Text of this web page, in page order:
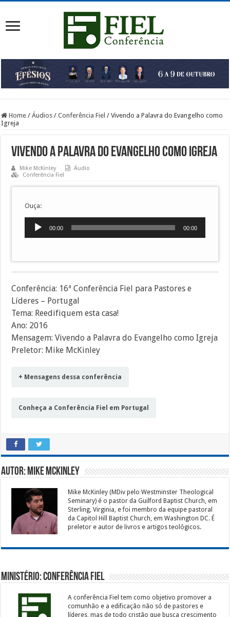
Home / Áudios / Conferência Fiel / Vivendo a Palavra do Evangelho como
Igreja
Vivendo a Palavra do Evangelho como Igreja
Mike McKinley
Áudio
Conferência Fiel
Ouça:
Tocador
00:00 00:00
Conferência: 16ª Conferência Fiel para Pastores e
Líderes – Portugal
Tema: Reedifiquem esta casa!
Ano: 2016
Mensagem: Vivendo a Palavra do Evangelho como Igreja
Preletor: Mike McKinley
+ Mensagens dessa conferência
Conheça a Conferência Fiel em Portugal
Autor: Mike McKinley
Mike McKinley (MDiv pelo Westminster Theological
Seminary) é o pastor da Guilford Baptist Church, em
Sterling, Virginia, e foi membro da equipe pastoral
da Capitol Hill Baptist Church, em Washington DC. É
preletor e autor de livros e artigos teológicos.
Ministério: Conferência Fiel
A conferência Fiel tem como objetivo promover a
comunhão e a edificação não só de pastores e
líderes, mas de todo cristão que busca crescimento